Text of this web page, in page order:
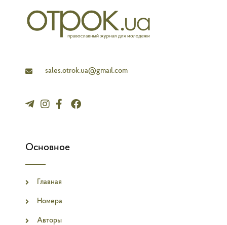
l
a
sales.otrok.ua@gmail.com
Основное
Главная
Номера
Авторы